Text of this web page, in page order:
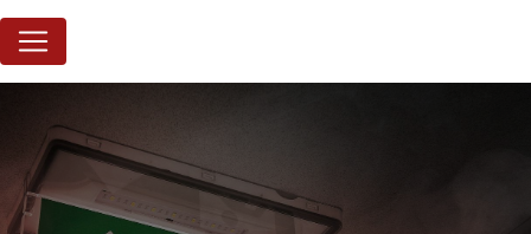
Panneau de gestion des cookies